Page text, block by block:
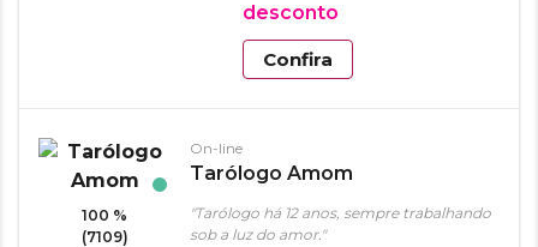
desconto
Confira
100 %
(7109)
On-line
Tarólogo Amom
"Tarólogo há 12 anos, sempre trabalhando
sob a luz do amor."